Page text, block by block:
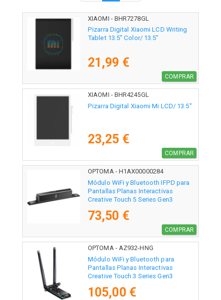
XIAOMI - BHR7278GL
Pizarra Digital Xiaomi LCD Writing
Tablet 13.5" Color/ 13.5"
21,99 €
COMPRAR
XIAOMI - BHR4245GL
Pizarra Digital Xiaomi Mi LCD/ 13.5"
23,25 €
COMPRAR
OPTOMA - H1AX00000284
Módulo WiFi y Bluetooth IFPD para
Pantallas Planas Interactivas
Creative Touch 5 Series Gen3
73,50 €
COMPRAR
OPTOMA - AZ932-HNG
Módulo WiFi y Bluetooth para
Pantallas Planas Interactivas
Creative Touch 3 Series Gen3
105,00 €